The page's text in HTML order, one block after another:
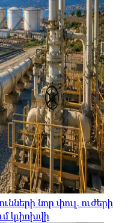
նոր փուլ. ուժերի
կփոխվի